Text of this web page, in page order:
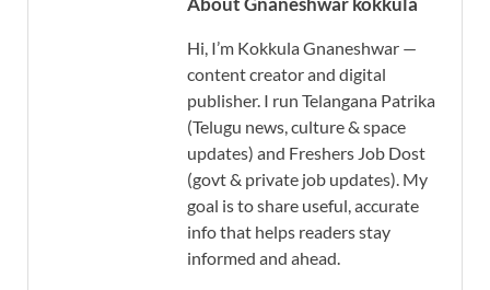
Hi, I’m Kokkula Gnaneshwar —
content creator and digital
publisher. I run Telangana Patrika
(Telugu news, culture & space
updates) and Freshers Job Dost
(govt & private job updates). My
goal is to share useful, accurate
info that helps readers stay
informed and ahead.